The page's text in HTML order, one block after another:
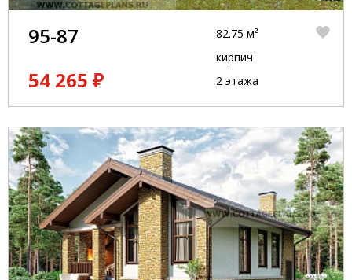
95-87
54 265 ₽
82.75 м²
кирпич
2 этажа